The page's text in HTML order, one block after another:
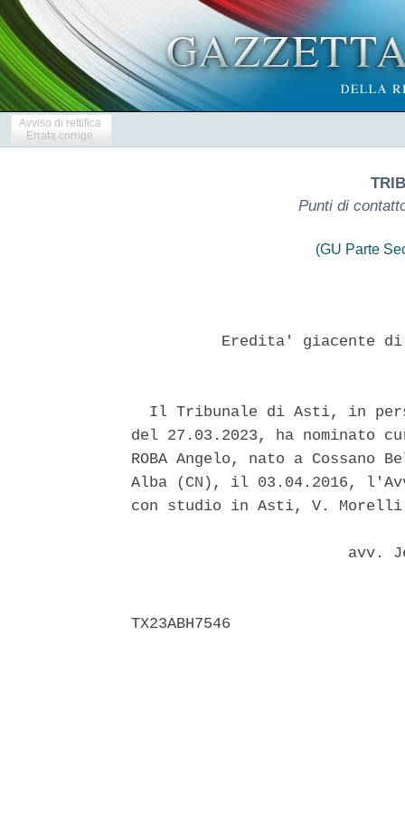
Avviso di rettifica
Errata corrige
Punti di
(GU Parte
Eredita' giacente
Il Tribunale di Asti, in
del 27.03.2023, ha
ROBA Angelo, nato a
Alba (CN), il 03.04.2016,
con studio in Asti, V.
avv.